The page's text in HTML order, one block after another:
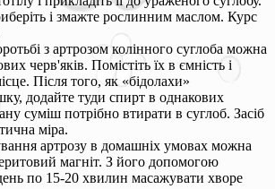
і змажте рослинним маслом. Курс
з артрозом колінного суглоба можна
черв'яків. Помістіть їх в ємність і
Після того, як «бідолахи»
додайте туди спирт в однакових
суміш потрібно втирати в суглоб. Засіб
міра.
артрозу в домашніх умовах можна
магніт. З його допомогою
по 15-20 хвилин масажувати хворе